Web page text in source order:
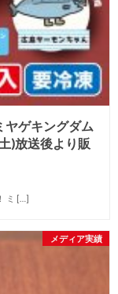
ヤゲキングダム
)放送後より販
ミ […]
メディア実績